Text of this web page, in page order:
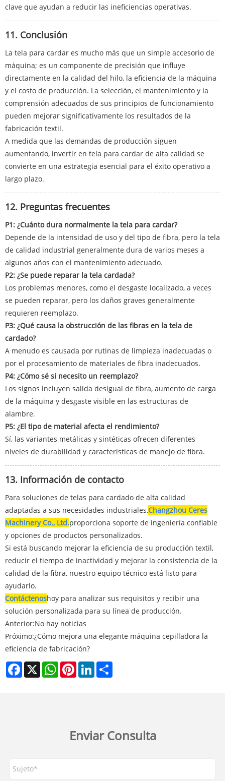
clave que ayudan a reducir las ineficiencias operativas.
11. Conclusión
La tela para cardar es mucho más que un simple accesorio de
máquina; es un componente de precisión que influye
directamente en la calidad del hilo, la eficiencia de la máquina
y el costo de producción. La selección, el mantenimiento y la
comprensión adecuados de sus principios de funcionamiento
pueden mejorar significativamente los resultados de la
fabricación textil.
A medida que las demandas de producción siguen
aumentando, invertir en tela para cardar de alta calidad se
convierte en una estrategia esencial para el éxito operativo a
largo plazo.
12. Preguntas frecuentes
P1: ¿Cuánto dura normalmente la tela para cardar?
Depende de la intensidad de uso y del tipo de fibra, pero la tela
de calidad industrial generalmente dura de varios meses a
algunos años con el mantenimiento adecuado.
P2: ¿Se puede reparar la tela cardada?
Los problemas menores, como el desgaste localizado, a veces
se pueden reparar, pero los daños graves generalmente
requieren reemplazo.
P3: ¿Qué causa la obstrucción de las fibras en la tela de
cardado?
A menudo es causada por rutinas de limpieza inadecuadas o
por el procesamiento de materiales de fibra inadecuados.
P4: ¿Cómo sé si necesito un reemplazo?
Los signos incluyen salida desigual de fibra, aumento de carga
de la máquina y desgaste visible en las estructuras de
alambre.
P5: ¿El tipo de material afecta el rendimiento?
Sí, las variantes metálicas y sintéticas ofrecen diferentes
niveles de durabilidad y características de manejo de fibra.
13. Información de contacto
Para soluciones de telas para cardado de alta calidad
adaptadas a sus necesidades industriales,Changzhou Ceres
Machinery Co., Ltd.proporciona soporte de ingeniería confiable
y opciones de productos personalizados.
Si está buscando mejorar la eficiencia de su producción textil,
reducir el tiempo de inactividad y mejorar la consistencia de la
calidad de la fibra, nuestro equipo técnico está listo para
ayudarlo.
Contáctenoshoy para analizar sus requisitos y recibir una
solución personalizada para su línea de producción.
Anterior:No hay noticias
Próximo:¿Cómo mejora una elegante máquina cepilladora la
eficiencia de fabricación?
Facebook
X WhatsAppPinterestLinkedIn
Enviar Consulta